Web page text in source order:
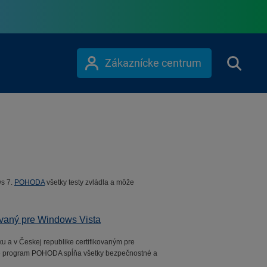
Zákaznícke centrum
7. POHODAvšetky testy zvládla a môže
pre Windows Vista
a v Českej republike certifikovaným pre
POHODA spĺňa všetky bezpečnostné a